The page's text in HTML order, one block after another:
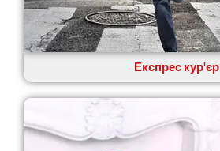
Експрес кур'єр